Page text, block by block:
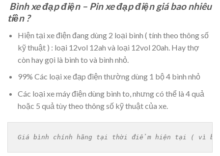
Bình xe đạp điện – Pin xe đạp điện giá bao nhiêu
tiền ?
Hiện tại xe điện đang dùng 2 loại bình ( tính theo thông số
kỹ thuật ) : loại 12vol 12ah và loại 12vol 20ah. Hay thợ
còn hay gọi là bình to và bình nhỏ.
99% Các loại xe đạp điện thường dùng 1 bộ 4 bình nhỏ
Các loại xe máy điện dùng bình to, nhưng có thể là 4 quả
hoặc 5 quả tùy theo thông số kỹ thuật của xe.
Giá bình chính hãng tại thời điểm hiện tại ( vì